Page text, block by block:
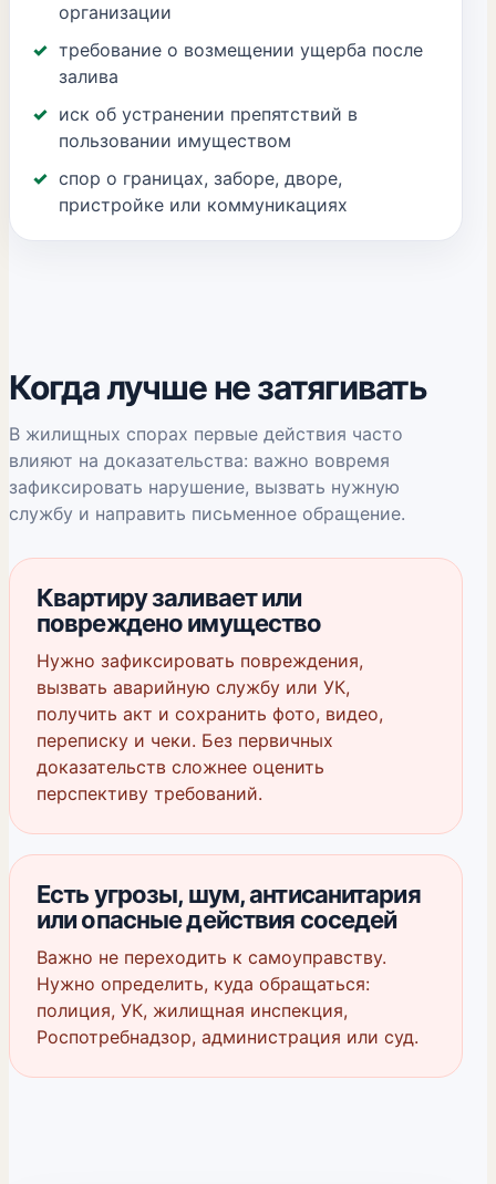
организации
требование о возмещении ущерба после
залива
иск об устранении препятствий в
пользовании имуществом
спор о границах, заборе, дворе,
пристройке или коммуникациях
Когда лучше не затягивать
В жилищных спорах первые действия часто
влияют на доказательства: важно вовремя
зафиксировать нарушение, вызвать нужную
службу и направить письменное обращение.
Квартиру заливает или
повреждено имущество
Нужно зафиксировать повреждения,
вызвать аварийную службу или УК,
получить акт и сохранить фото, видео,
переписку и чеки. Без первичных
доказательств сложнее оценить
перспективу требований.
Есть угрозы, шум, антисанитария
или опасные действия соседей
Важно не переходить к самоуправству.
Нужно определить, куда обращаться:
полиция, УК, жилищная инспекция,
Роспотребнадзор, администрация или суд.